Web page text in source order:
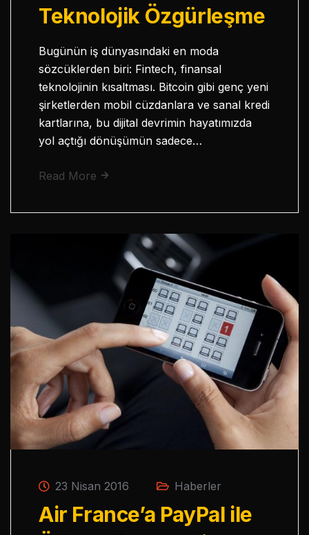
Teknolojik Özgürleşme
Bugünün iş dünyasındaki en moda
sözcüklerden biri: Fintech, finansal
teknolojinin kısaltması. Bitcoin gibi genç yeni
şirketlerden mobil cüzdanlara ve sanal kredi
kartlarına, bu dijital devrimin hayatımızda
yol açtığı dönüşümün sadece…
Read More
23 Nisan 2016 Haberler
Air France’a PayPal ile